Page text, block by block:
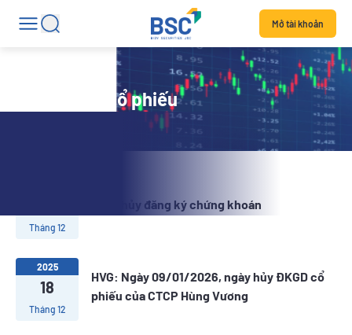
Mở tài khoản
Tin tức mã cổ phiếu
Tháng 12
HVG: hủy đăng ký chứng khoán
2025
18
Tháng 12
HVG: Ngày 09/01/2026, ngày hủy ĐKGD cổ
phiếu của CTCP Hùng Vương